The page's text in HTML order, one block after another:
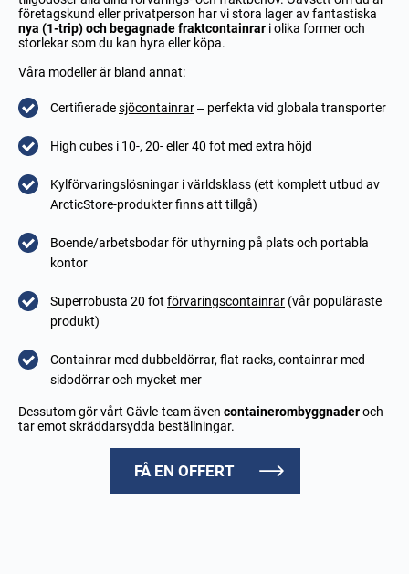
företagskund eller privatperson har vi stora lager av fantastiska
nya (1-trip) och begagnade fraktcontainrar i olika former och
storlekar som du kan hyra eller köpa.
Våra modeller är bland annat:
Certifieradesjöcontainrar– perfekta vid globala transporter
High cubes i 10-, 20- eller 40 fot med extra höjd
Kylförvaringslösningar i världsklass (ett komplett utbud av
ArcticStore-produkter finns att tillgå)
Boende/arbetsbodar för uthyrning på plats och portabla
kontor
Superrobusta 20 fot förvaringscontainrar (vår populäraste
produkt)
Containrar med dubbeldörrar, flat racks, containrar med
sidodörrar och mycket mer
Dessutom gör vårt Gävle-team även containerombyggnaderoch
tar emot skräddarsydda beställningar.
FÅ EN OFFERT